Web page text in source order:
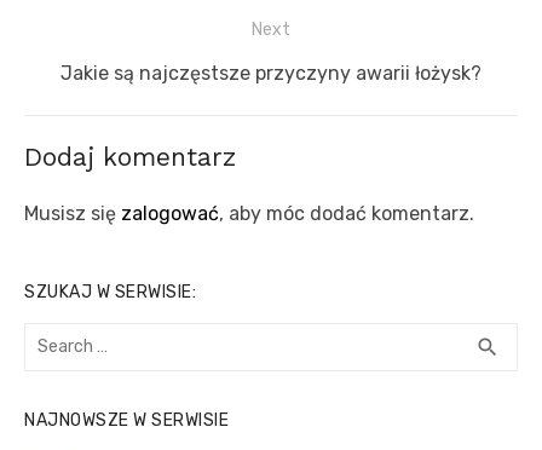
Next
Next
Jakie są najczęstsze przyczyny awarii łożysk?
Dodaj komentarz
Musisz się zalogować, aby móc dodać komentarz.
SZUKAJ W SERWISIE:
Search
search
NAJNOWSZE W SERWISIE